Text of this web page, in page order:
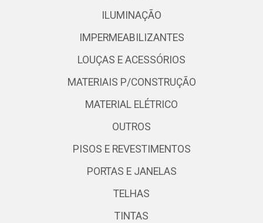
ILUMINAÇÃO
IMPERMEABILIZANTES
LOUÇAS E ACESSÓRIOS
MATERIAIS P/CONSTRUÇÃO
MATERIAL ELÉTRICO
OUTROS
PISOS E REVESTIMENTOS
PORTAS E JANELAS
TELHAS
TINTAS